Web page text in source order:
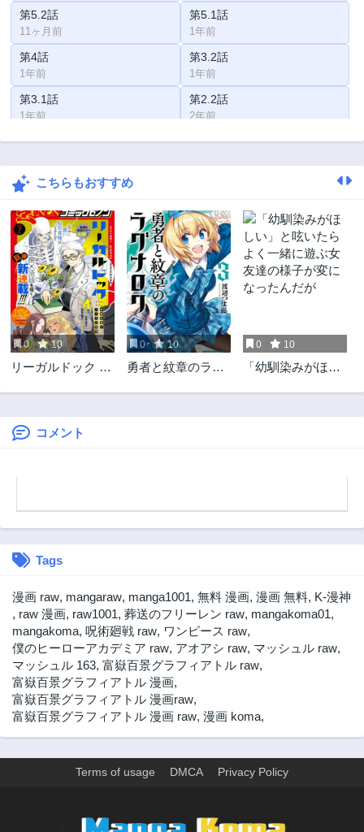
第5.2話
11ヶ月前
第5.1話
1年前
第4話
1年前
第3.2話
1年前
第3.1話
1年前
第2.2話
2年前
第2.1話 第1話
こちらもおすすめ
0 10
リーガルドック 医
0 10
勇者と紋章のラグ
0 10
「幼馴染みがほし
達の様子が変にな
コメント
Tags
漫画 raw, mangaraw, manga1001, 無料 漫画, 漫画 無料, K-漫神
, raw 漫画, raw1001, 葬送のフリーレン raw, mangakoma01,
mangakoma, 呪術廻戦 raw, ワンピース raw,
僕のヒーローアカデミア raw, アオアシ raw, マッシュル raw,
マッシュル 163, 富嶽百景グラフィアトル raw,
富嶽百景グラフィアトル 漫画,
富嶽百景グラフィアトル 漫画raw,
富嶽百景グラフィアトル 漫画 raw, 漫画 koma,
Terms of usage DMCA Privacy Policy